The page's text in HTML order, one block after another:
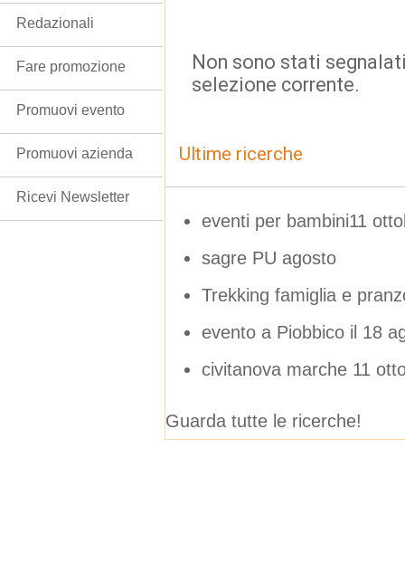
Non sono stati
selezione corrente.
Ultime ricerche
eventi per bambini11
sagre PU agosto
Trekking famiglia e
evento a Piobbico il 18
civitanova marche 11
Guarda tutte le ricerche!
Redazionali
Fare promozione
Promuovi evento
Promuovi azienda
Ricevi Newsletter